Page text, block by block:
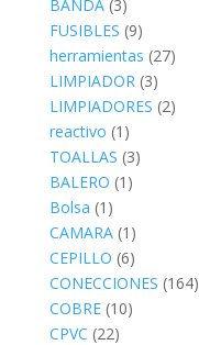
BANDA (3)
FUSIBLES (9)
herramientas (27)
LIMPIADOR (3)
LIMPIADORES (2)
reactivo (1)
TOALLAS (3)
BALERO (1)
Bolsa (1)
CAMARA (1)
CEPILLO (6)
CONECCIONES (164)
COBRE (10)
CPVC (22)